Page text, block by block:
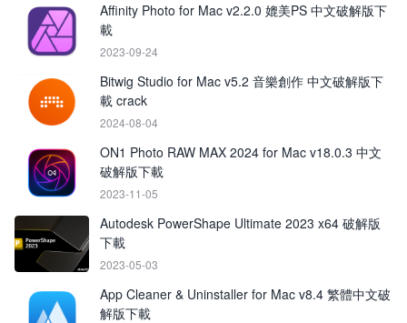
Affinity Photo for Mac v2.2.0 媲美PS 中文破解版下
載
2023-09-24
Bitwig Studio for Mac v5.2 音樂創作 中文破解版下
載 crack
2024-08-04
ON1 Photo RAW MAX 2024 for Mac v18.0.3 中文
破解版下載
2023-11-05
Autodesk PowerShape Ultimate 2023 x64 破解版
下載
2023-05-03
App Cleaner & Uninstaller for Mac v8.4 繁體中文破
解版下載